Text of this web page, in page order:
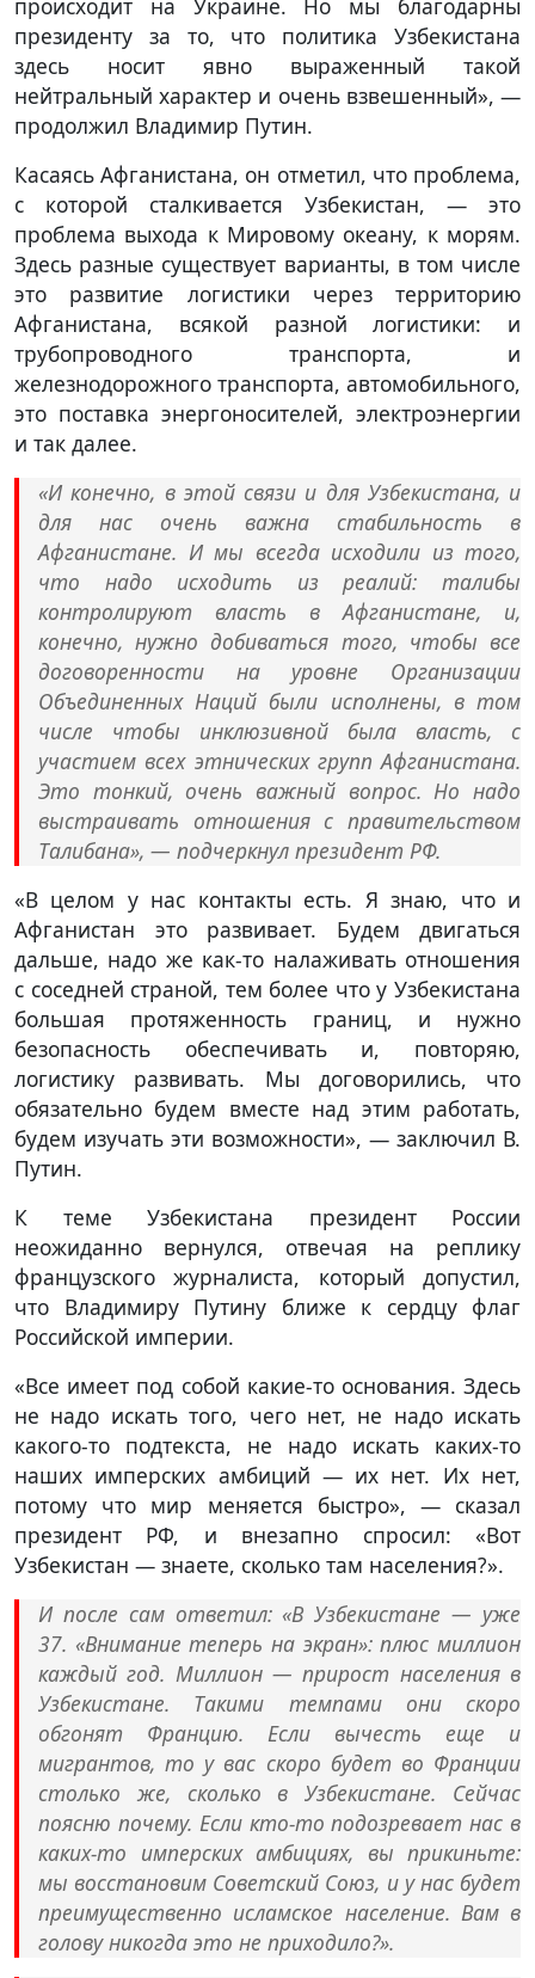
происходит на Украине. Но мы благодарны
президенту за то, что политика Узбекистана
здесь носит явно выраженный такой
нейтральный характер и очень взвешенный», —
продолжил Владимир Путин.
Касаясь Афганистана, он отметил, что проблема,
с которой сталкивается Узбекистан, — это
проблема выхода к Мировому океану, к морям.
Здесь разные существует варианты, в том числе
это развитие логистики через территорию
Афганистана, всякой разной логистики: и
трубопроводного транспорта, и
железнодорожного транспорта, автомобильного,
это поставка энергоносителей, электроэнергии
и так далее.
«И конечно, в этой связи и для Узбекистана, и
для нас очень важна стабильность в
Афганистане. И мы всегда исходили из того,
что надо исходить из реалий: талибы
контролируют власть в Афганистане, и,
конечно, нужно добиваться того, чтобы все
договоренности на уровне Организации
Объединенных Наций были исполнены, в том
числе чтобы инклюзивной была власть, с
участием всех этнических групп Афганистана.
Это тонкий, очень важный вопрос. Но надо
выстраивать отношения с правительством
Талибана», — подчеркнул президент РФ.
«В целом у нас контакты есть. Я знаю, что и
Афганистан это развивает. Будем двигаться
дальше, надо же как-то налаживать отношения
с соседней страной, тем более что у Узбекистана
большая протяженность границ, и нужно
безопасность обеспечивать и, повторяю,
логистику развивать. Мы договорились, что
обязательно будем вместе над этим работать,
будем изучать эти возможности», — заключил В.
Путин.
К теме Узбекистана президент России
неожиданно вернулся, отвечая на реплику
французского журналиста, который допустил,
что Владимиру Путину ближе к сердцу флаг
Российской империи.
«Все имеет под собой какие-то основания. Здесь
не надо искать того, чего нет, не надо искать
какого-то подтекста, не надо искать каких-то
наших имперских амбиций — их нет. Их нет,
потому что мир меняется быстро», — сказал
президент РФ, и внезапно спросил: «Вот
Узбекистан — знаете, сколько там населения?».
И после сам ответил: «В Узбекистане — уже
37. «Внимание теперь на экран»: плюс миллион
каждый год. Миллион — прирост населения в
Узбекистане. Такими темпами они скоро
обгонят Францию. Если вычесть еще и
мигрантов, то у вас скоро будет во Франции
столько же, сколько в Узбекистане. Сейчас
поясню почему. Если кто-то подозревает нас в
каких-то имперских амбициях, вы прикиньте:
мы восстановим Советский Союз, и у нас будет
преимущественно исламское население. Вам в
голову никогда это не приходило?».